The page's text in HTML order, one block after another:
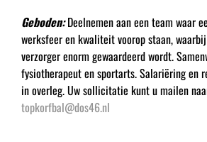
Geboden:Deelnemen aan een team waar
werksfeer en kwaliteit voorop staan,
verzorger enorm gewaardeerd wordt.
fysiotherapeut en sportarts. Salariëring en
in overleg. Uw sollicitatie kunt u mailen
topkorfbal@dos46.nl